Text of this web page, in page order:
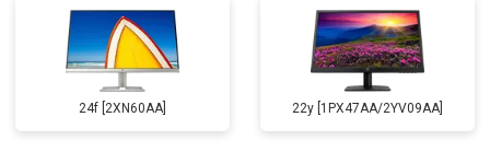
24f [2XN60AA] 22y [1PX47AA/2YV09AA]